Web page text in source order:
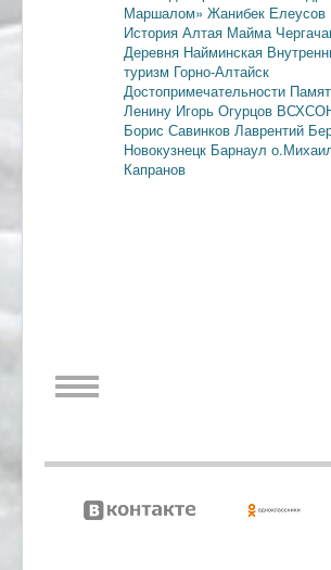
Маршалом» Жанибек Елеусов
История Алтая Майма
Деревня Найминская
туризм Горно-Алтайск
Достопримечательности
Ленину Игорь Огурцов
Борис Савинков Лаврентий
Новокузнецк Барнаул
Капранов